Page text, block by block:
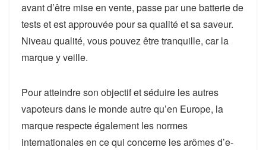
avant d’être mise en vente, passe par une batterie de
tests et est approuvée pour sa qualité et sa saveur.
Niveau qualité, vous pouvez être tranquille, car la
marque y veille.
Pour atteindre son objectif et séduire les autres
vapoteurs dans le monde autre qu’en Europe, la
marque respecte également les normes
internationales en ce qui concerne les arômes d’e-